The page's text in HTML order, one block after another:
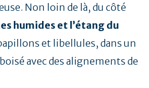
Non loin de là, du côté
humides et l’étang du
et libellules, dans un
avec des alignements de